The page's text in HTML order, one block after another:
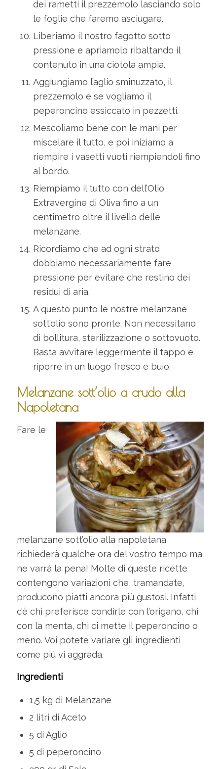
dei rametti il prezzemolo lasciando solo
le foglie che faremo asciugare.
Liberiamo il nostro fagotto sotto
pressione e apriamolo ribaltando il
contenuto in una ciotola ampia.
Aggiungiamo l’aglio sminuzzato, il
prezzemolo e se vogliamo il
peperoncino essiccato in pezzetti.
Mescoliamo bene con le mani per
miscelare il tutto, e poi iniziamo a
riempire i vasetti vuoti riempiendoli fino
al bordo.
Riempiamo il tutto con dell’Olio
Extravergine di Oliva fino a un
centimetro oltre il livello delle
melanzane.
Ricordiamo che ad ogni strato
dobbiamo necessariamente fare
pressione per evitare che restino dei
residui di aria.
A questo punto le nostre melanzane
sott’olio sono pronte. Non necessitano
di bollitura, sterilizzazione o sottovuoto.
Basta avvitare leggermente il tappo e
riporre in un luogo fresco e buio.
Melanzane sott’olio a crudo alla
Napoletana
Fare le
melanzane sott’olio alla napoletana
richiederà qualche ora del vostro tempo ma
ne varrà la pena! Molte di queste ricette
contengono variazioni che, tramandate,
producono piatti ancora più gustosi. Infatti
c’è chi preferisce condirle con l’origano, chi
con la menta, chi ci mette il peperoncino o
meno. Voi potete variare gli ingredienti
come più vi aggrada.
Ingredienti
1,5 kg di Melanzane
2 litri di Aceto
5 di Aglio
5 di peperoncino